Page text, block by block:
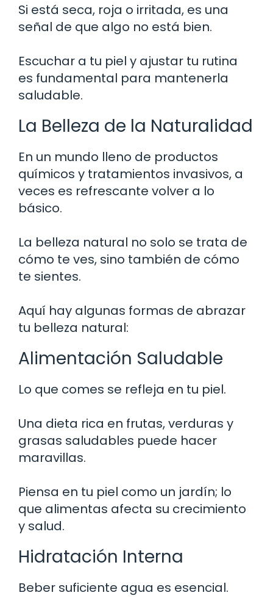
Si está seca, roja o irritada, es una
señal de que algo no está bien.
Escuchar a tu piel y ajustar tu rutina
es fundamental para mantenerla
saludable.
La Belleza de la Naturalidad
En un mundo lleno de productos
químicos y tratamientos invasivos, a
veces es refrescante volver a lo
básico.
La belleza natural no solo se trata de
cómo te ves, sino también de cómo
te sientes.
Aquí hay algunas formas de abrazar
tu belleza natural:
Alimentación Saludable
Lo que comes se refleja en tu piel.
Una dieta rica en frutas, verduras y
grasas saludables puede hacer
maravillas.
Piensa en tu piel como un jardín; lo
que alimentas afecta su crecimiento
y salud.
Hidratación Interna
Beber suficiente agua es esencial.